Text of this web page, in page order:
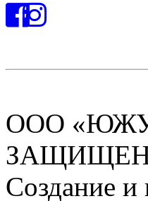
ООО
Создание и